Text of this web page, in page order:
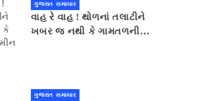
ગુજરાત સમાચાર
વાહ રે વાહ ! થોળનાં તલાટીને
ખબર જ નથી કે ગામતળની
ગુજરાત સમાચાર